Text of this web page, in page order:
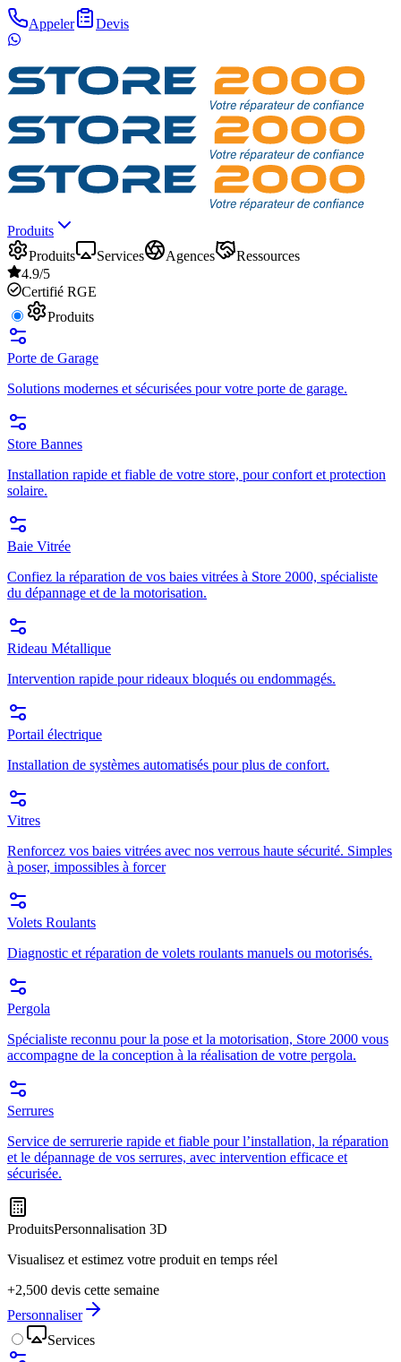
Appeler Devis
Produits
Produits
Services Agences
Ressources
4.9/5
Certifié RGE
Produits
Porte de Garage
Solutions modernes et sécurisées pour votre porte de garage.
Store Bannes
Installation rapide et fiable de votre store, pour confort et protection
solaire.
Baie Vitrée
Confiez la réparation de vos baies vitrées à Store 2000, spécialiste
du dépannage et de la motorisation.
Rideau Métallique
Intervention rapide pour rideaux bloqués ou endommagés.
Portail électrique
Installation de systèmes automatisés pour plus de confort.
Vitres
Renforcez vos baies vitrées avec nos verrous haute sécurité. Simples
à poser, impossibles à forcer
Volets Roulants
Diagnostic et réparation de volets roulants manuels ou motorisés.
Pergola
Spécialiste reconnu pour la pose et la motorisation, Store 2000 vous
accompagne de la conception à la réalisation de votre pergola.
Serrures
Service de serrurerie rapide et fiable pour l’installation, la réparation
et le dépannage de vos serrures, avec intervention efficace et
sécurisée.
ProduitsPersonnalisation 3D
Visualisez et estimez votre produit en temps réel
+2,500 devis cette semaine
Personnaliser
Services